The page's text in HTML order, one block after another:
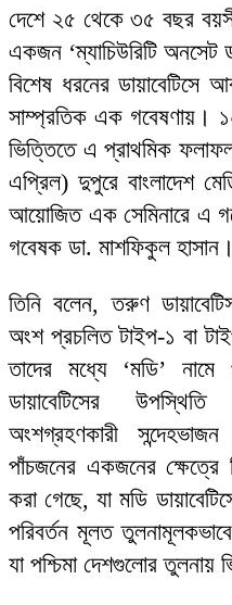
দেশে ২৫ থেকে ৩৫ বছর
একজন ‘ম্যাচিউরিটি অনসেট
বিশেষ ধরনের
সাম্প্রতিক এক গবেষণায়।
ভিত্তিতে এ প্রাথমিক
এপ্রিল) দুপুরে বাংলাদেশ
আয়োজিত এক সেমিনারে এ
গবেষক ডা. মাশফিকুল হাসান।
তিনি বলেন, তরুণ
অংশ প্রচলিত টাইপ-১ বা
তাদের মধ্যে ‘মডি’ নামে
ডায়াবেটিসের
অংশগ্রহণকারী
পাঁচজনের একজনের ক্ষেত্রে
করা গেছে, যা মডি
পরিবর্তন মূলত
যা পশ্চিমা দেশগুলোর তুলনায়